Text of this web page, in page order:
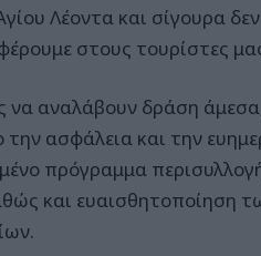
Λέοντα και σίγουρα
στους τουρίστες
να αναλάβουν δράση
ασφάλεια και την
πρόγραμμα
και ευαισθητοποίηση